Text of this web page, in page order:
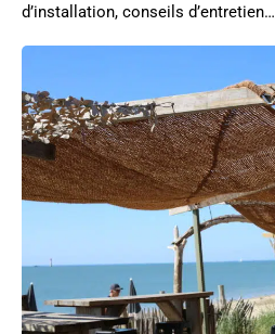
d’installation, conseils d’entretien…